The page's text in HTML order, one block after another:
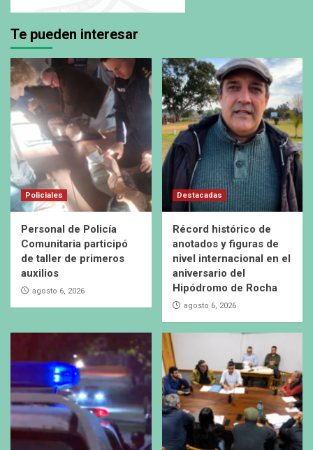
Te pueden interesar
Policiales
Personal de Policía
Comunitaria participó
de taller de primeros
auxilios
agosto 6, 2026
Destacadas
Récord histórico de
anotados y figuras de
nivel internacional en el
aniversario del
Hipódromo de Rocha
agosto 6, 2026